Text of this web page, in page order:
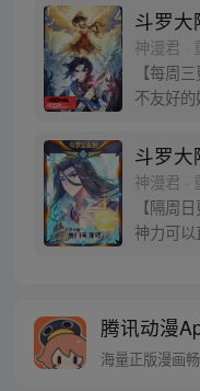
于是赶
出来了，
类一模
正在解
年则在
斗罗大
神漫君 ·
【每周
不友好
路？尽在
第五部
斗罗大
神漫君 ·
【隔周
神力可
战！
腾讯动漫
海量正版漫画